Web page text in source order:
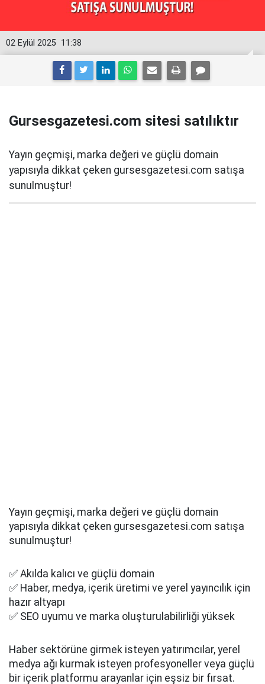
11:38
02 Eylül 2025
Gursesgazetesi.com sitesi satılıktır
Yayın geçmişi, marka değeri ve güçlü domain
yapısıyla dikkat çeken gursesgazetesi.com satışa
sunulmuştur!
Yayın geçmişi, marka değeri ve güçlü domain
yapısıyla dikkat çeken gursesgazetesi.com satışa
sunulmuştur!
✅ Akılda kalıcı ve güçlü domain
✅ Haber, medya, içerik üretimi ve yerel yayıncılık için
hazır altyapı
✅ SEO uyumu ve marka oluşturulabilirliği yüksek
Haber sektörüne girmek isteyen yatırımcılar, yerel
medya ağı kurmak isteyen profesyoneller veya güçlü
bir içerik platformu arayanlar için eşsiz bir fırsat.